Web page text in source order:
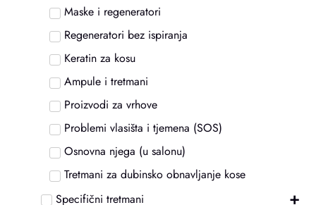
Maske i regeneratori
Regeneratori bez ispiranja
Keratin za kosu
Ampule i tretmani
Proizvodi za vrhove
Problemi vlasišta i tjemena (SOS)
Osnovna njega (u salonu)
Tretmani za dubinsko obnavljanje kose
Specifični tretmani
+